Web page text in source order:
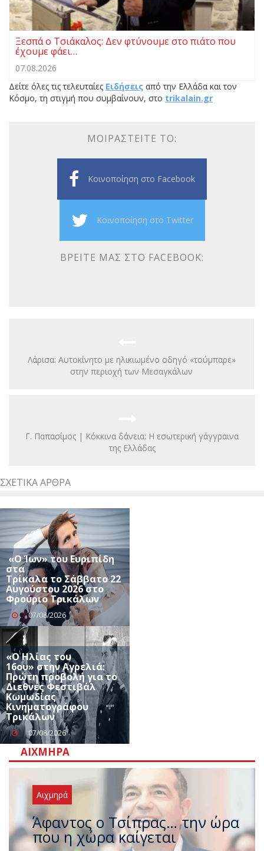
Ξεσπά ο Τσιάκαλος: Δεν φτύνουμε στο πιάτο που
έχουμε φάει…
07.08.2026
Δείτε όλες τις τελευταίες Ειδήσεις από την Ελλάδα και τον
Κόσμο, τη στιγμή που συμβαίνουν, στο trikalain.gr
ΜΟΙΡΑΣΤΕΊΤΕ ΤΟ:
Κοινοποίηση στο Facebook
Κοινοποίηση στο Twitter
ΒΡΕΊΤΕ ΜΑΣ ΣΤΟ FACEBOOK:
Λάρισα: Αυτοκίνητο με ηλικιωμένο οδηγό «τούμπαρε»
στην περιοχή των Μεσαγκάλων
Γ. Παπασίμος | Κόκκινα δάνεια: Η εσωτερική γάγγραινα
της Ελλάδας
ΣΧΕΤΙΚΆ ΆΡΘΡΑ
«Ο Ίων» του Ευριπίδη
στα
Τρίκαλα το Σάββατο 22
Αυγούστου 2026 στο
Φρούριο Τρικάλων
07/08/2026
«Ο Ηλίας του
16ου» στην Αγρελιά:
Πρώτη προβολή για το
Διεθνές Φεστιβάλ
Κωμωδίας
Κινηματογράφου
Τρικάλων
07/08/2026
ΑΙΧΜΗΡΆ
Αιχμηρά
Άφαντος ο Τσίπρας… την ώρα
που η χώρα καίγεται